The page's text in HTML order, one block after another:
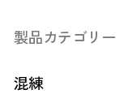
製品カテゴリー
混練